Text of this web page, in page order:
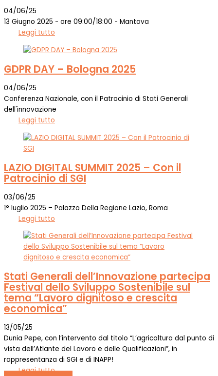
04/06/25
13 Giugno 2025 - ore 09:00/18:00 - Mantova
Leggi tutto
GDPR DAY – Bologna 2025
04/06/25
Conferenza Nazionale, con il Patrocinio di Stati Generali
dell'innovazione
Leggi tutto
LAZIO DIGITAL SUMMIT 2025 – Con il
Patrocinio di SGI
03/06/25
1° luglio 2025 – Palazzo Della Regione Lazio, Roma
Leggi tutto
Stati Generali dell’Innovazione partecipa
Festival dello Sviluppo Sostenibile sul
tema “Lavoro dignitoso e crescita
economica”
13/05/25
Dunia Pepe, con l’intervento dal titolo “L’agricoltura dal punto di
vista dell’Atlante del Lavoro e delle Qualificazioni”, in
rappresentanza di SGI e di INAPP!
Leggi tutto